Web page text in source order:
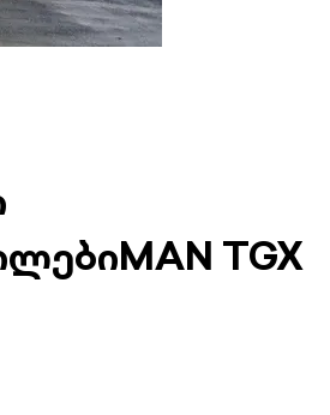
MAN TGX